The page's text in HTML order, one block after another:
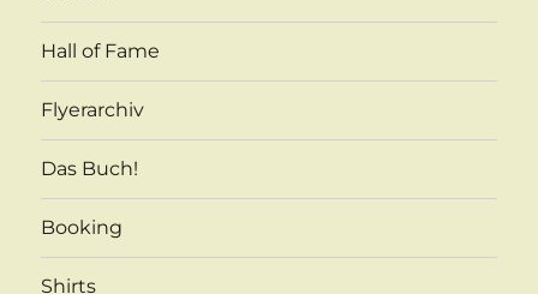
Hall of Fame
Flyerarchiv
Das Buch!
Booking
Shirts